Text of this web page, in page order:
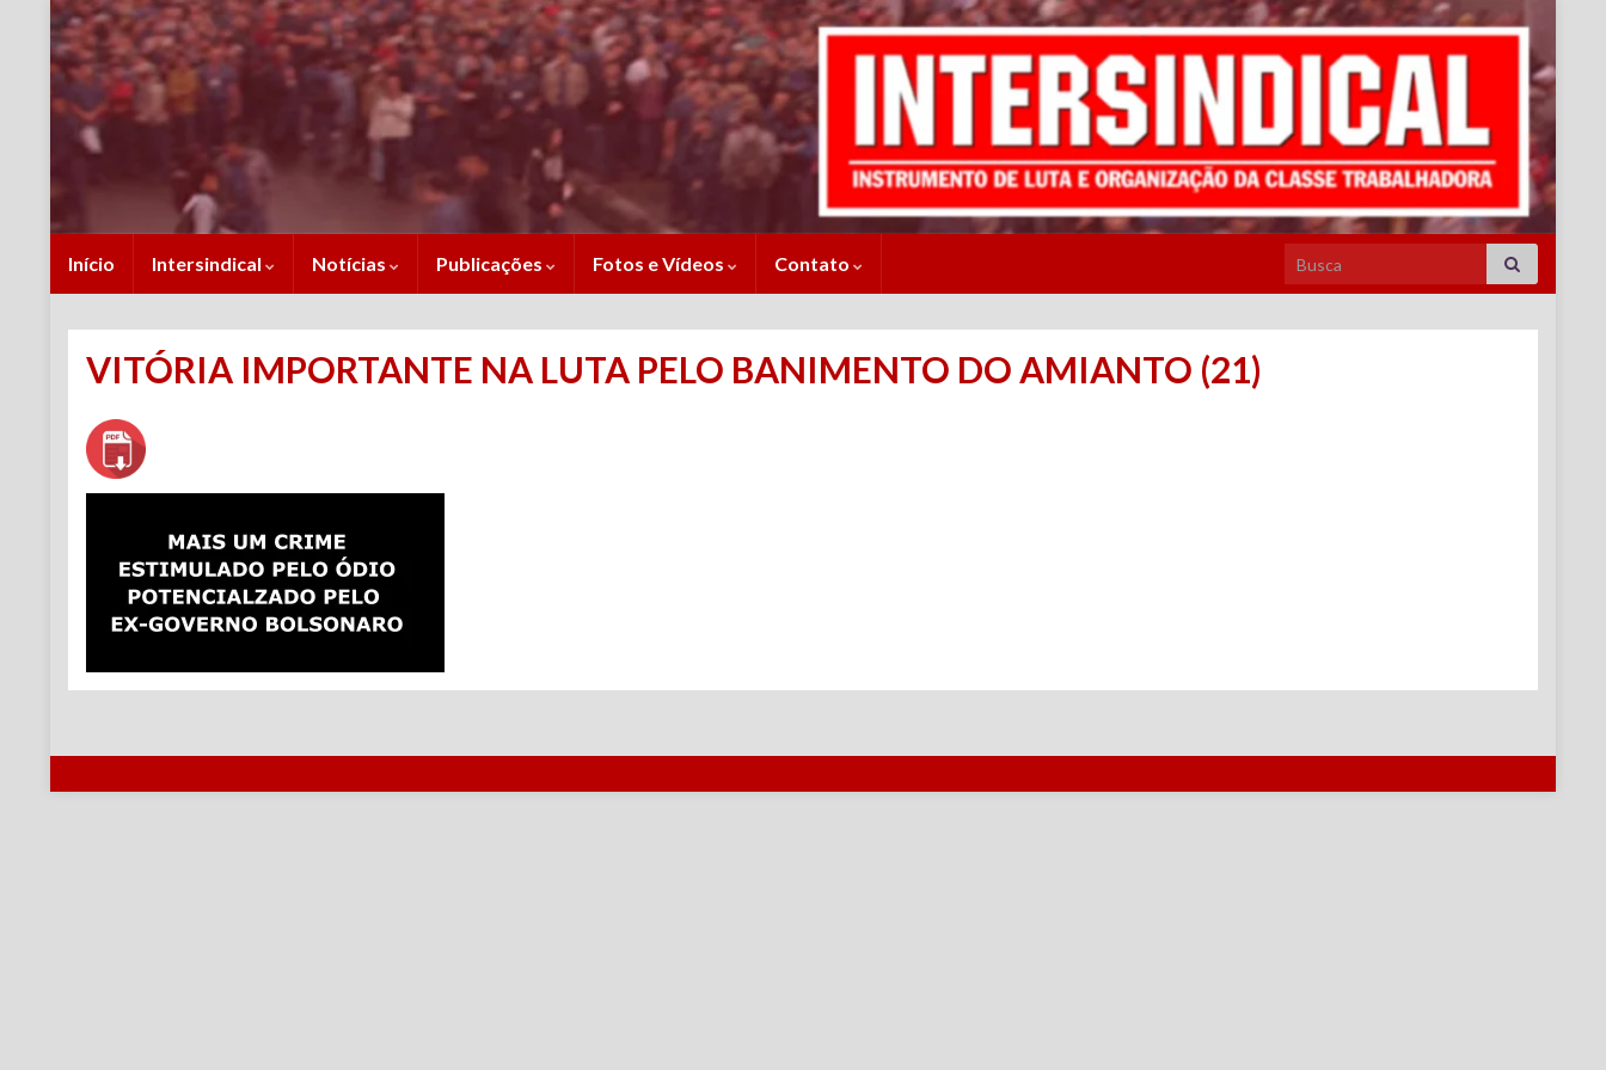
Início Intersindical Notícias Publicações Fotos e Vídeos Contato Search for:
VITÓRIA IMPORTANTE NA LUTA PELO BANIMENTO DO AMIANTO (21)